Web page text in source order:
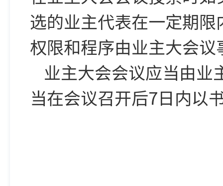
选的业主代表在一定期
权限和程序由业主大会
业主大会会议应当由业
当在会议召开后7日内以